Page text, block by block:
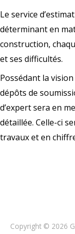
Le service
déterminant en
construction,
et ses difficultés.
Possédant la
dépôts de
d’expert sera en
détaillée. Celle-ci
travaux et en
Copyright © 2026